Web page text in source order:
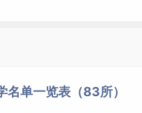
武汉 专科
单一览表（83所）